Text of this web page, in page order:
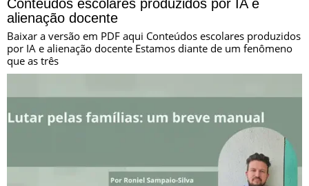
Conteúdos escolares produzidos por IA e
alienação docente
Baixar a versão em PDF aqui Conteúdos escolares produzidos
por IA e alienação docente Estamos diante de um fenômeno
que as três